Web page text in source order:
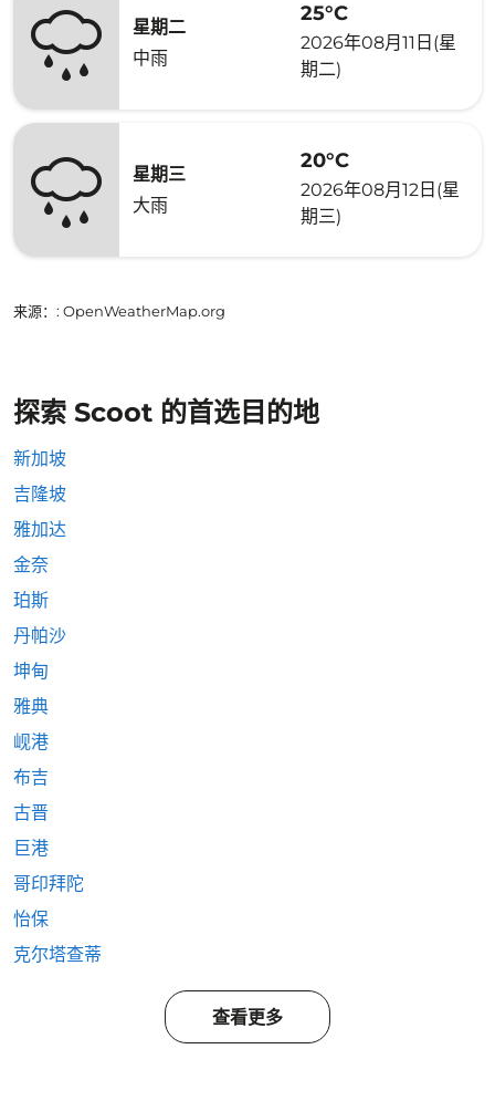
星期二
中雨
25°C
2026年08月11日(星
期二)
星期三
大雨
20°C
2026年08月12日(星
期三)
来源： : OpenWeatherMap.org
探索 Scoot 的首选目的地
新加坡
吉隆坡
雅加达
金奈
珀斯
丹帕沙
坤甸
雅典
岘港
布吉
古晋
巨港
哥印拜陀
怡保
克尔塔查蒂
查看更多